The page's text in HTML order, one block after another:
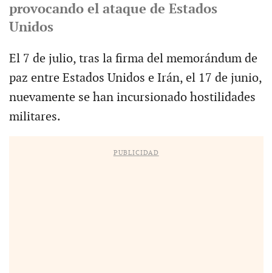
provocando el ataque de Estados
Unidos
El 7 de julio, tras la firma del memorándum de
paz entre Estados Unidos e Irán, el 17 de junio,
nuevamente se han incursionado hostilidades
militares.
PUBLICIDAD